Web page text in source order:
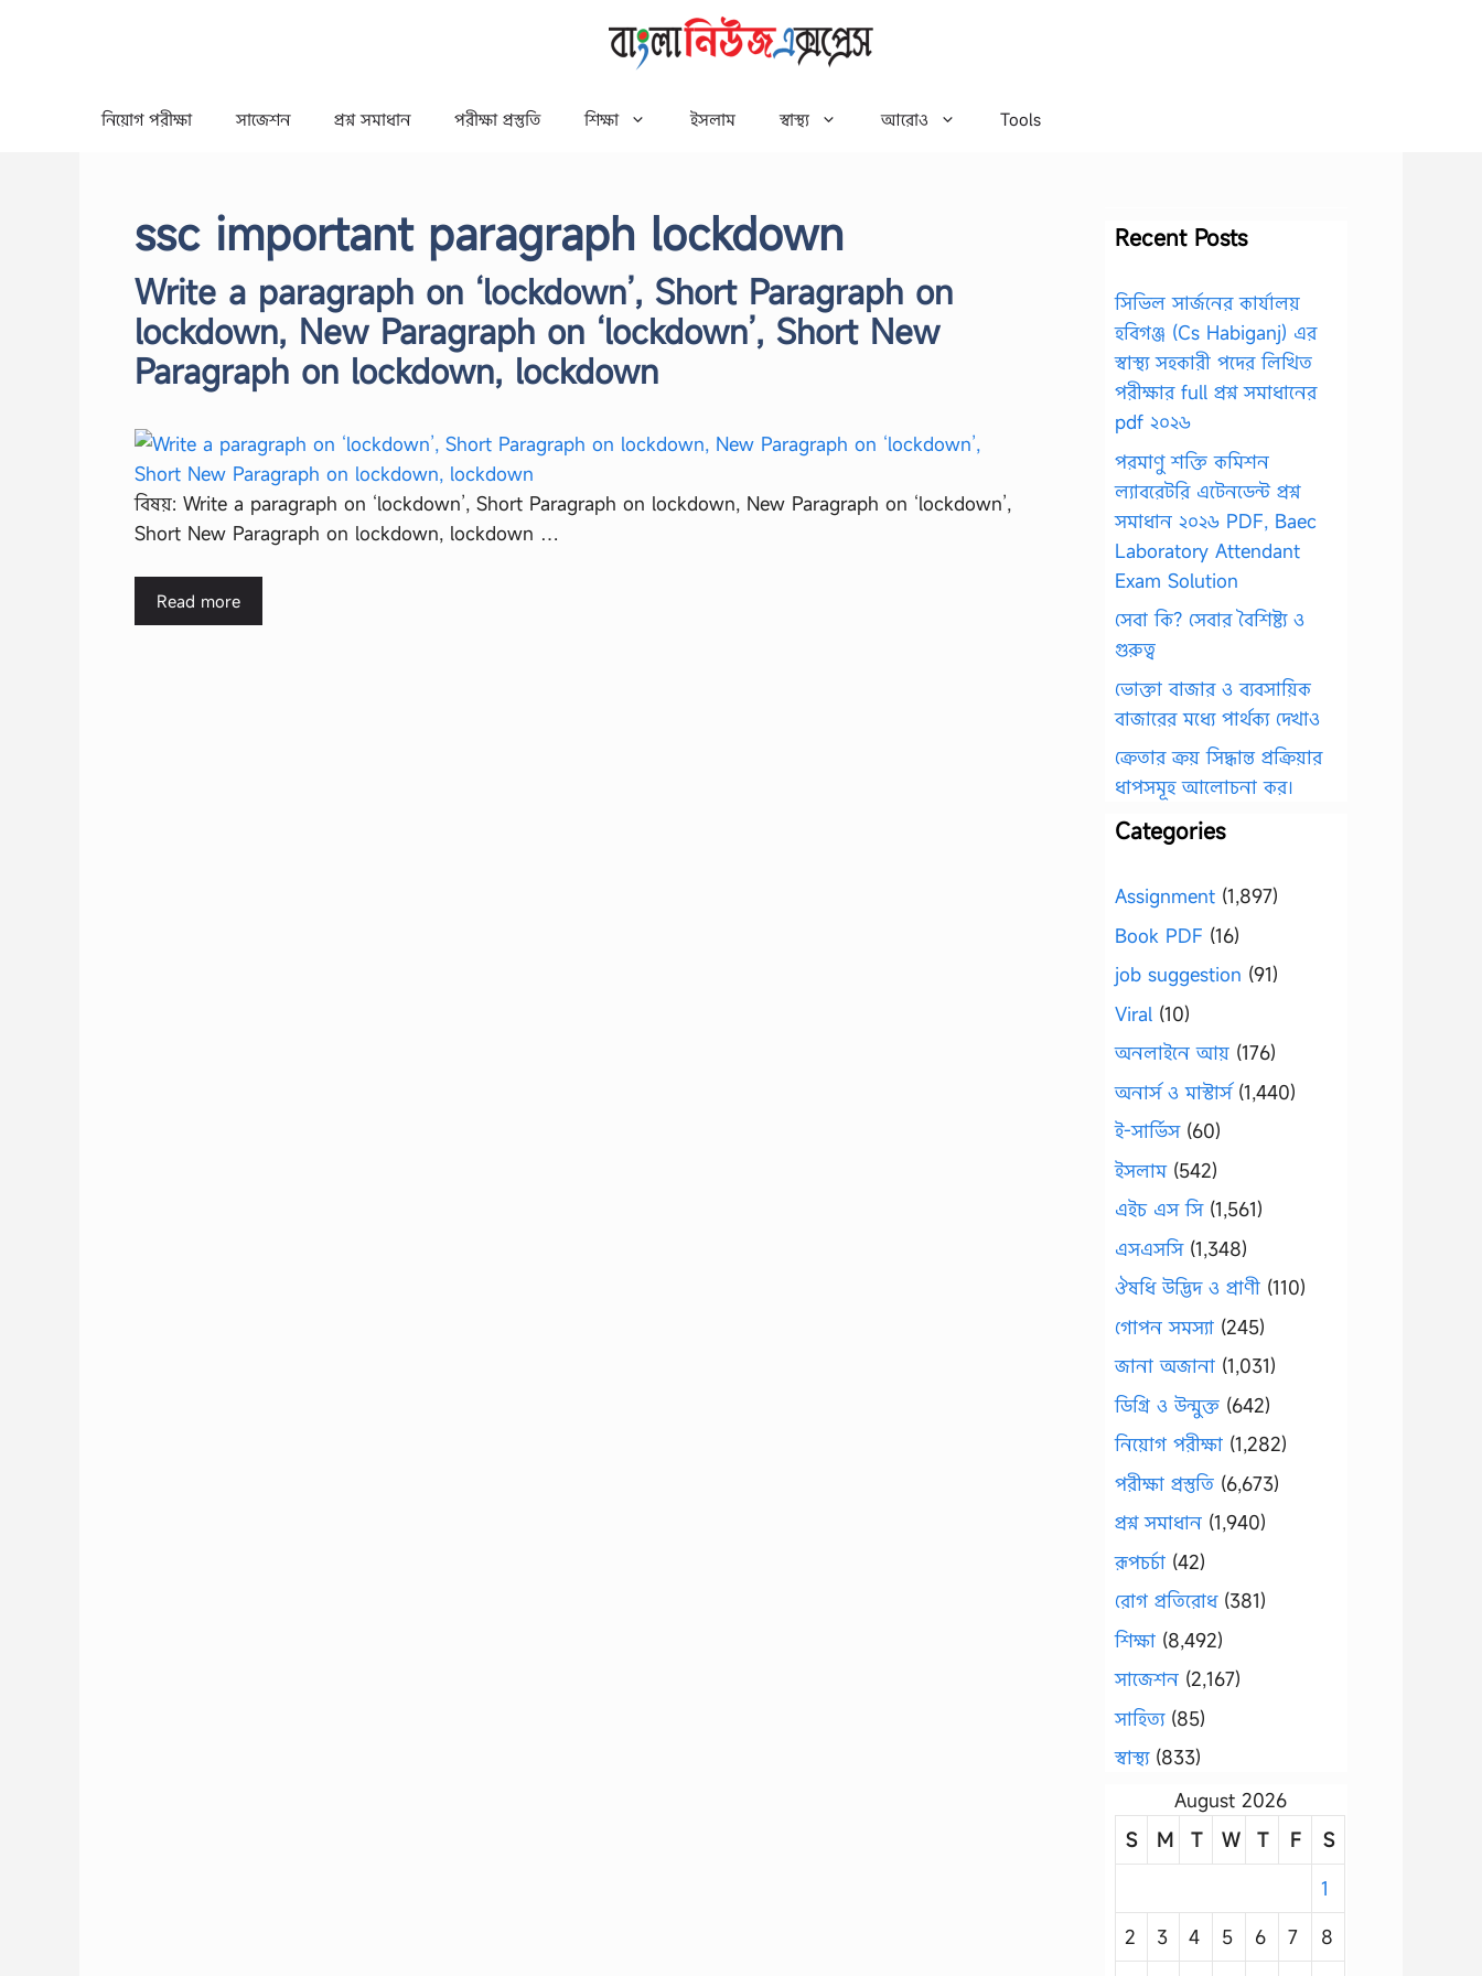
নিয়োগ পরীক্ষা সাজেশন প্রশ্ন সমাধান পরীক্ষা প্রস্তুতি শিক্ষা ইসলাম স্বাস্থ্য আরোও Tools
ssc important paragraph lockdown
Write a paragraph on ‘lockdown’, Short Paragraph on
lockdown, New Paragraph on ‘lockdown’, Short New
Paragraph on lockdown, lockdown
বিষয়: Write a paragraph on ‘lockdown’, Short Paragraph on lockdown, New Paragraph on ‘lockdown’,
Short New Paragraph on lockdown, lockdown …
Read more
Recent Posts
সিভিল সার্জনের কার্যালয়
হবিগঞ্জ (Cs Habiganj) এর
স্বাস্থ্য সহকারী পদের লিখিত
পরীক্ষার full প্রশ্ন সমাধানের
pdf ২০২৬
পরমাণু শক্তি কমিশন
ল্যাবরেটরি এটেনডেন্ট প্রশ্ন
সমাধান ২০২৬ PDF, Baec
Laboratory Attendant
Exam Solution
সেবা কি? সেবার বৈশিষ্ট্য ও
গুরুত্ব
ভোক্তা বাজার ও ব্যবসায়িক
বাজারের মধ্যে পার্থক্য দেখাও
ক্রেতার ক্রয় সিদ্ধান্ত প্রক্রিয়ার
ধাপসমূহ আলোচনা কর।
Categories
Assignment (1,897)
Book PDF (16)
job suggestion (91)
Viral (10)
অনলাইনে আয় (176)
অনার্স ও মাস্টার্স(1,440)
ই-সার্ভিস(60)
ইসলাম(542)
এইচ এস সি(1,561)
এসএসসি(1,348)
ঔষধি উদ্ভিদ ও প্রাণী (110)
গোপন সমস্যা (245)
জানা অজানা (1,031)
ডিগ্রি ও উন্মুক্ত (642)
নিয়োগ পরীক্ষা (1,282)
পরীক্ষা প্রস্তুতি (6,673)
প্রশ্ন সমাধান (1,940)
রূপচর্চা (42)
রোগ প্রতিরোধ(381)
শিক্ষা (8,492)
সাজেশন (2,167)
সাহিত্য(85)
স্বাস্থ্য(833)
August 2026
S
M T W T F
S
1
2
3 4 5 6 7
8